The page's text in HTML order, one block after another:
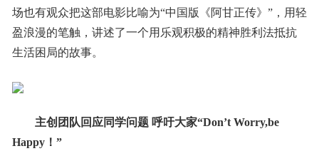
场也有观众把这部电影比喻为“中国版《阿甘正传》”，用轻
盈浪漫的笔触，讲述了一个用乐观积极的精神胜利法抵抗
生活困局的故事。
主创团队回应同学问题 呼吁大家“Don’t Worry,be
Happy！”